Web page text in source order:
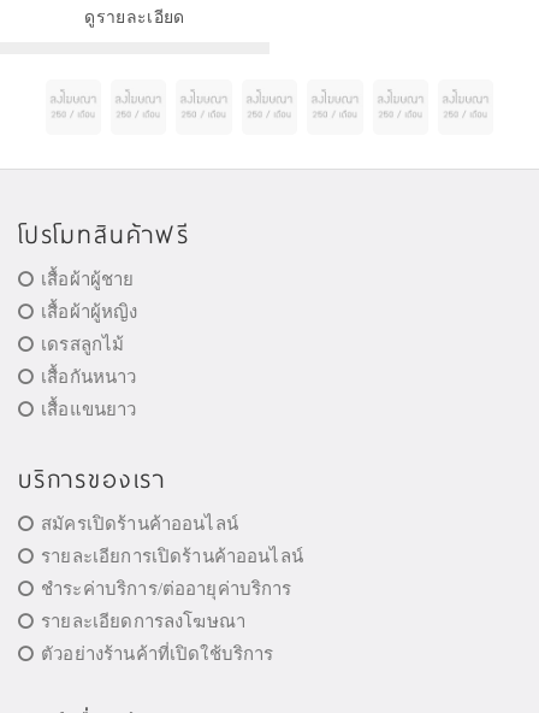
Hightlight ที่ทำให้ดูมีมิติยิ่งขึ้น
ดูรายละเอียด
โปรโมทสินค้าฟรี
เสื้อผ้าผู้ชาย
เสื้อผ้าผู้หญิง
เดรสลูกไม้
เสื้อกันหนาว
เสื้อแขนยาว
บริการของเรา
สมัครเปิดร้านค้าออนไลน์
รายละเอียการเปิดร้านค้าออนไลน์
ชำระค่าบริการ/ต่ออายุค่าบริการ
รายละเอียดการลงโฆษณา
ตัวอย่างร้านค้าที่เปิดใช้บริการ